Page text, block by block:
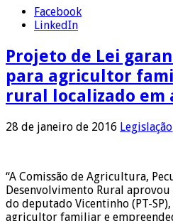
Facebook
LinkedIn
Projeto de Lei
para agricultor
rural localizado em
28 de janeiro de 2016 Legislação
“A Comissão de Agricultura,
Desenvolvimento Rural
do deputado Vicentinho (PT-
agricultor familiar e